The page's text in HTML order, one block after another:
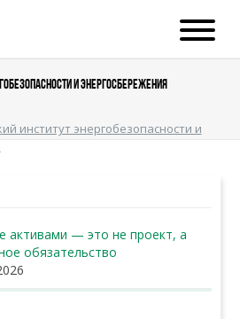
И ЭНЕРГОСБЕРЕЖЕНИЯ
институт энергобезопасности и
активами — это не проект, а
обязательство